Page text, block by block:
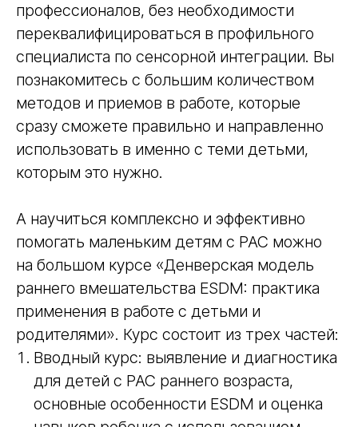
профессионалов, без необходимости
переквалифицироваться в профильного
специалиста по сенсорной интеграции. Вы
познакомитесь с большим количеством
методов и приемов в работе, которые
сразу сможете правильно и направленно
использовать в именно с теми детьми,
которым это нужно.
А научиться комплексно и эффективно
помогать маленьким детям с РАС можно
на большом курсе «Денверская модель
раннего вмешательства ESDM: практика
применения в работе с детьми и
родителями». Курс состоит из трех частей:
Вводный курс: выявление и диагностика
для детей с РАС раннего возраста,
основные особенности ESDM и оценка